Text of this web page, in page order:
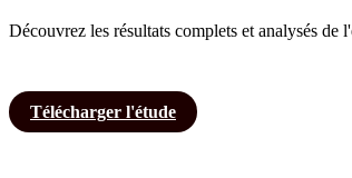
Découvrez les résultats complets et analysés de
Télécharger l'étude